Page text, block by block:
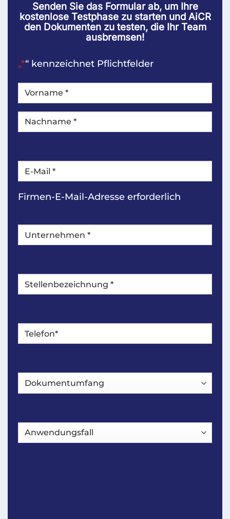
Senden Sie das Formular ab, um Ihre
kostenlose Testphase zu starten und AiCR
den Dokumenten zu testen, die Ihr Team
ausbremsen!
„*“ kennzeichnet Pflichtfelder
NAME*
Erstens
E-
Mail*
Firmen-E-Mail-Adresse erforderlich
Unternehmen
Stellenbezeichnung
Telefon* *
Dokumentumfang
Anwendungsfall